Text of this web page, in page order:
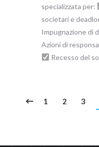
specializzata per:
societari e
Impugnazione di
Azioni di
Recesso del
1 2 3